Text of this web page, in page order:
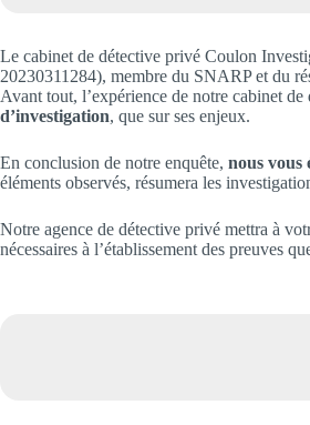
Le cabinet de détective privé Coulon
20230311284), membre du SNARP et du
Avant tout, l’expérience de notre cabinet
d’investigation, que sur ses enjeux.
En conclusion de notre enquête, nous vous
éléments observés, résumera les
Notre agence de détective privé mettra à
nécessaires à l’établissement des preuves